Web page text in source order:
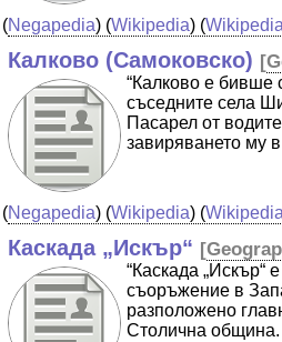
(Negapedia) (Wikipedia) (
Калково (Самоковско) [
“Калково е бивше
съседните села
Пасарел от
завиряването му
(Negapedia) (Wikipedia) (
Каскада „Искър“ [
“Каскада „Искър“
съоръжение в
разположено
Столична